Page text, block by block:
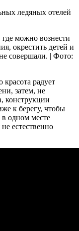
можно вознести
окрестить детей и
совершали. | Фото:
радует
затем, не
конструкции
к берегу, чтобы
в одном месте
естественно